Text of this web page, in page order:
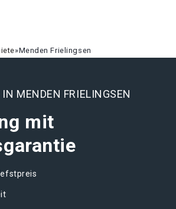
»Menden Frielingsen
MENDEN FRIELINGSEN
mit